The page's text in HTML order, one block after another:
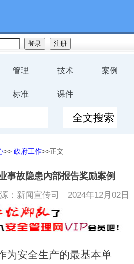
管理 技术 案例
标准 课件
>> 政府工作>>正文
事故隐患内部报告奖励案例
：新闻宣传司 2024年12月02日
为安全生产的最基本单